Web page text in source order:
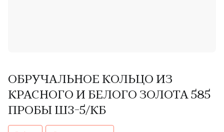
ОБРУЧАЛЬНОЕ КОЛЬЦО ИЗ
КРАСНОГО И БЕЛОГО ЗОЛОТА 585
ПРОБЫ Ш3-5/КБ